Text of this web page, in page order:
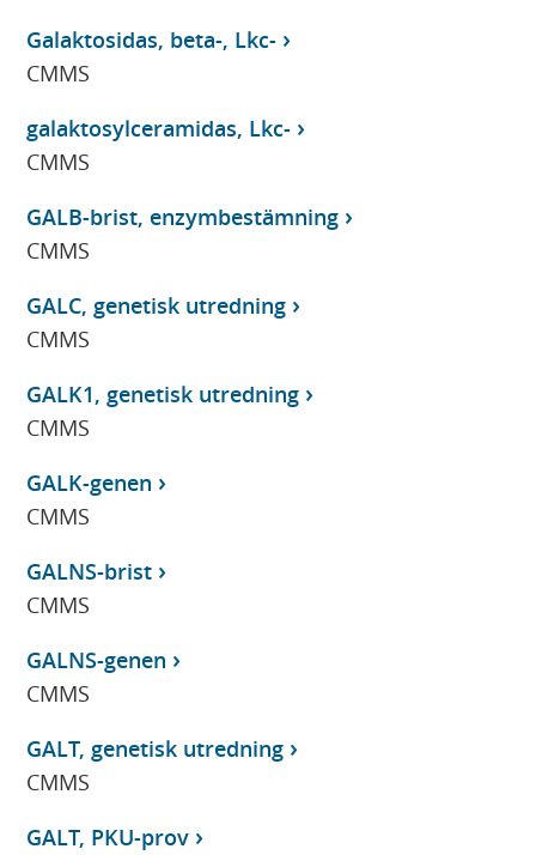
Galaktosidas, beta-, Lkc-
CMMS
galaktosylceramidas, Lkc-
CMMS
GALB-brist, enzymbestämning
CMMS
GALC, genetisk utredning
CMMS
GALK1, genetisk utredning
CMMS
GALK-genen
CMMS
GALNS-brist
CMMS
GALNS-genen
CMMS
GALT, genetisk utredning
CMMS
GALT, PKU-prov